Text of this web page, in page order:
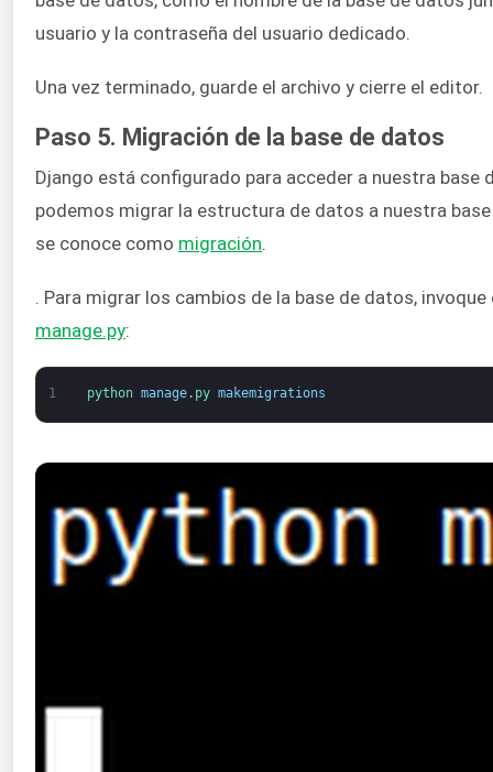
usuario y la contraseña del usuario dedicado.
Una vez terminado, guarde el archivo y cierre el editor.
Paso 5. Migración de la base de datos
Django está configurado para acceder a nuestra base
podemos migrar la estructura de datos a nuestra
se conoce como migración.
. Para migrar los cambios de la base de datos,
manage.py:
1 python manage. py makemigrations